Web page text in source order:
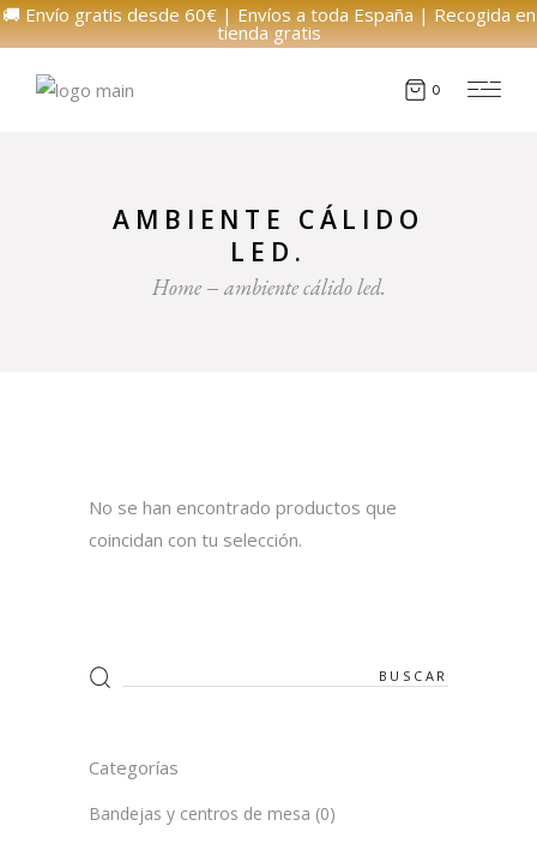
🚚 Envío gratis desde 60€ | Envíos a toda España | Recogida en
tienda gratis
0
AMBIENTE CÁLIDO
LED.
Home ambiente cálido led.
No se han encontrado productos que
coincidan con tu selección.
Search
for:
Categorías
Bandejas y centros de mesa (0)